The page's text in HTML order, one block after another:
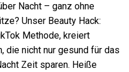
Nacht – ganz ohne
Unser Beauty Hack:
Methode, kreiert
die nicht nur gesund für das
Zeit sparen. Heiße